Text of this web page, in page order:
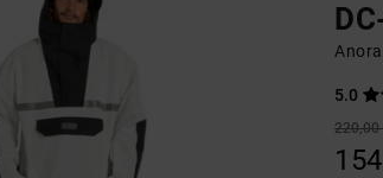
5.0
220,00